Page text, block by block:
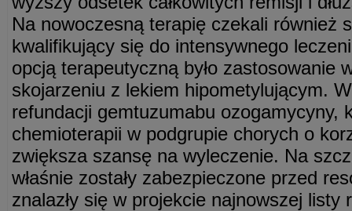
Na nowoczesną terapię czekali również
kwalifikujący się do intensywnego
opcją terapeutyczną było zastosowanie
skojarzeniu z lekiem hipometylującym.
refundacji gemtuzumabu ozogamycyny,
chemioterapii w podgrupie chorych o
zwiększa szansę na wyleczenie. Na
właśnie zostały zabezpieczone przed
znalazły się w projekcie najnowszej listy